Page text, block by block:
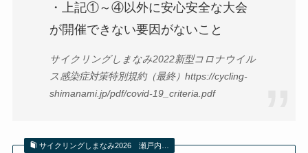
・上記①～④以外に安心安全な大会
が開催できない要因がないこと
サイクリングしまなみ2022新型コロナウイル
ス感染症対策特別規約（最終）https://cycling-
shimanami.jp/pdf/covid-19_criteria.pdf
サイクリングしまなみ2026 瀬戸内…